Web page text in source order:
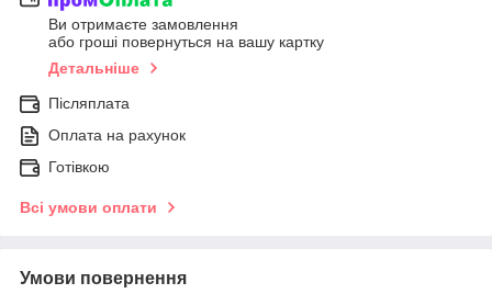
Ви отримаєте замовлення
або гроші повернуться на вашу картку
Детальніше
Післяплата
Оплата на рахунок
Готівкою
Всі умови оплати
Умови повернення